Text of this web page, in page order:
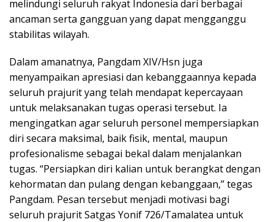
melindungi seluruh rakyat Indonesia dari berbagai
ancaman serta gangguan yang dapat mengganggu
stabilitas wilayah.
Dalam amanatnya, Pangdam XIV/Hsn juga
menyampaikan apresiasi dan kebanggaannya kepada
seluruh prajurit yang telah mendapat kepercayaan
untuk melaksanakan tugas operasi tersebut. Ia
mengingatkan agar seluruh personel mempersiapkan
diri secara maksimal, baik fisik, mental, maupun
profesionalisme sebagai bekal dalam menjalankan
tugas. “Persiapkan diri kalian untuk berangkat dengan
kehormatan dan pulang dengan kebanggaan,” tegas
Pangdam. Pesan tersebut menjadi motivasi bagi
seluruh prajurit Satgas Yonif 726/Tamalatea untuk